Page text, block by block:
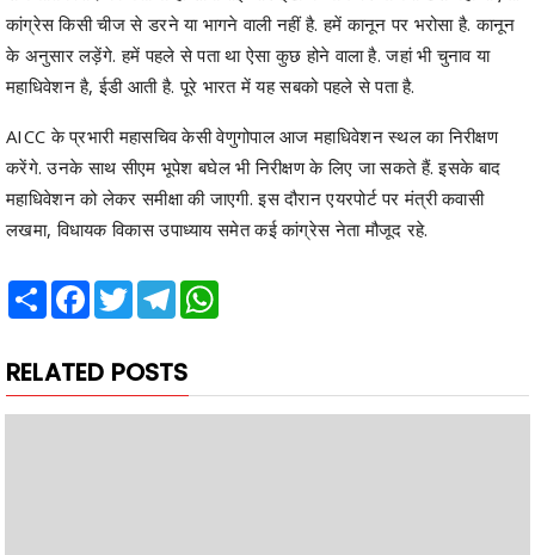
महाधिवेशन है, ईडी आती है. पूरे भारत में यह सबको पहले से पता है.
AICC के प्रभारी महासचिव केसी वेणुगोपाल आज महाधिवेशन स्थल का निरीक्षण
करेंगे. उनके साथ सीएम भूपेश बघेल भी निरीक्षण के लिए जा सकते हैं. इसके बाद
महाधिवेशन को लेकर समीक्षा की जाएगी. इस दौरान एयरपोर्ट पर मंत्री कवासी
लखमा, विधायक विकास उपाध्याय समेत कई कांग्रेस नेता मौजूद रहे.
ShareFacebook
TwitterTelegramWhatsApp
RELATED POSTS